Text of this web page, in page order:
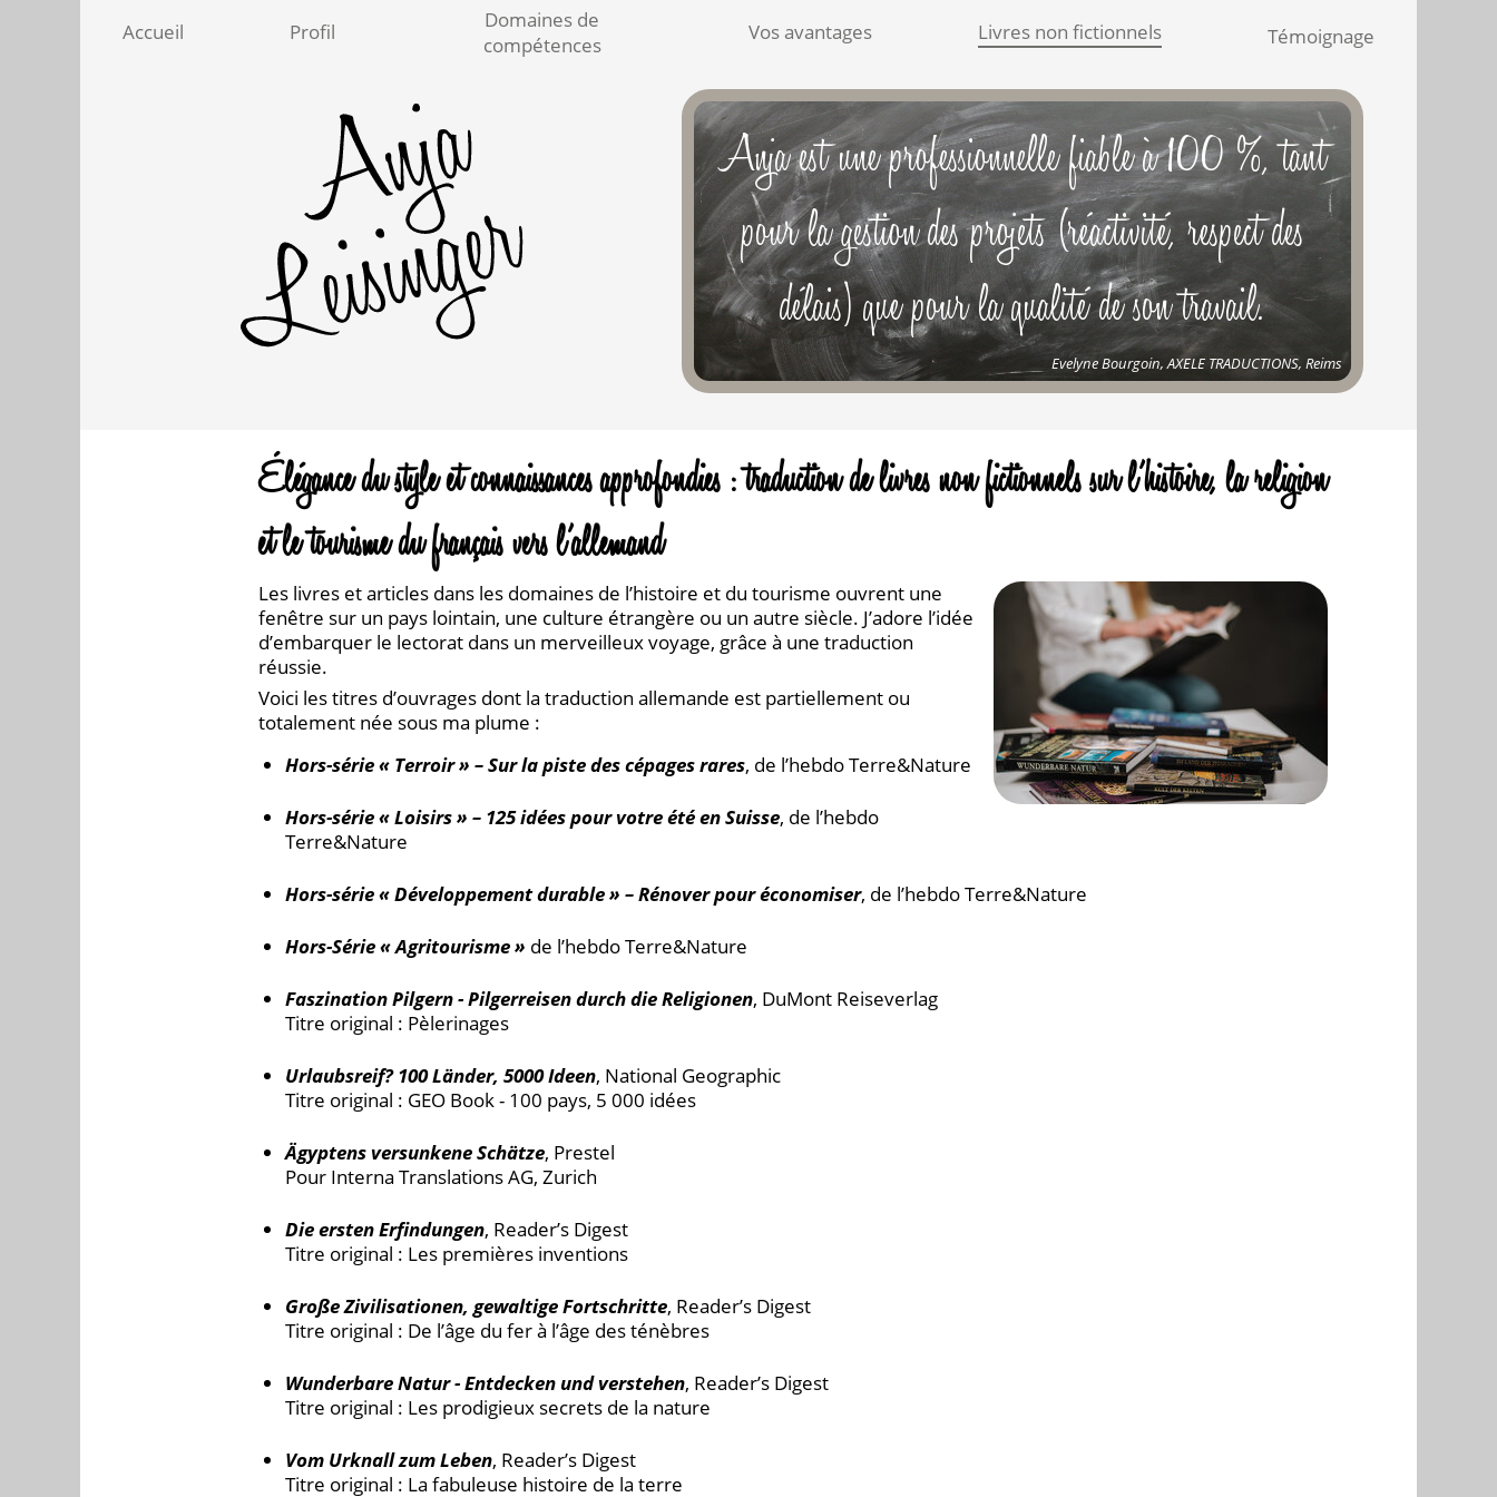
Accueil Profil
Domaines de
compétences
Vos avantages Livres non fictionnels Témoignage
Evelyne Bourgoin, AXELE TRADUCTIONS, Reims
Élégance du style et connaissances approfondies : traduction de livres non fictionnels sur l’histoire, la religion
et le tourisme du français vers l’allemand
Les livres et articles dans les domaines de l’histoire et du tourisme ouvrent une
fenêtre sur un pays lointain, une culture étrangère ou un autre siècle. J’adore l’idée
d’embarquer le lectorat dans un merveilleux voyage, grâce à une traduction
réussie.
Voici les titres d’ouvrages dont la traduction allemande est partiellement ou
totalement née sous ma plume :
Hors-série « Terroir » –Sur la piste des cépages rares, de l’hebdo Terre&Nature
Hors-série « Loisirs » – 125 idées pour votre été en Suisse, de l’hebdo
Terre&Nature
Hors-série « Développement durable » –Rénover pour économiser, de l’hebdo Terre&Nature
Hors-Série « Agritourisme » de l’hebdo Terre&Nature
Faszination Pilgern - Pilgerreisen durch die Religionen, DuMont Reiseverlag
Titre original : Pèlerinages
Urlaubsreif? 100 Länder, 5000 Ideen, National Geographic
Titre original : GEO Book - 100 pays, 5 000 idées
Ägyptens versunkene Schätze, Prestel
Pour Interna Translations AG, Zurich
Die ersten Erfindungen, Reader’s Digest
Titre original : Les premières inventions
Große Zivilisationen, gewaltige Fortschritte, Reader’s Digest
Titre original : De l’âge du fer à l’âge des ténèbres
Wunderbare Natur - Entdecken und verstehen, Reader’s Digest
Titre original : Les prodigieux secrets de la nature
Vom Urknall zum Leben, Reader’s Digest
Titre original : La fabuleuse histoire de la terre